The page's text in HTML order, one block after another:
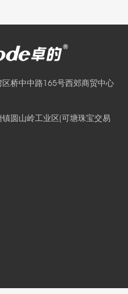
桥中中路165号西郊商贸中心
圆山岭工业区(可塘珠宝交易